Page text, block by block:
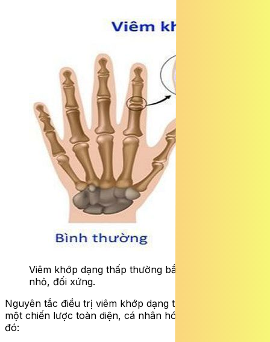
Viêm khớp dạng thấp thường bắt đầu từ khớp
nhỏ, đối xứng.
Nguyên tắc điều trị viêm khớp dạng thấp cần tuân thủ
một chiến lược toàn diện, cá nhân hóa và lâu dài, theo
đó: